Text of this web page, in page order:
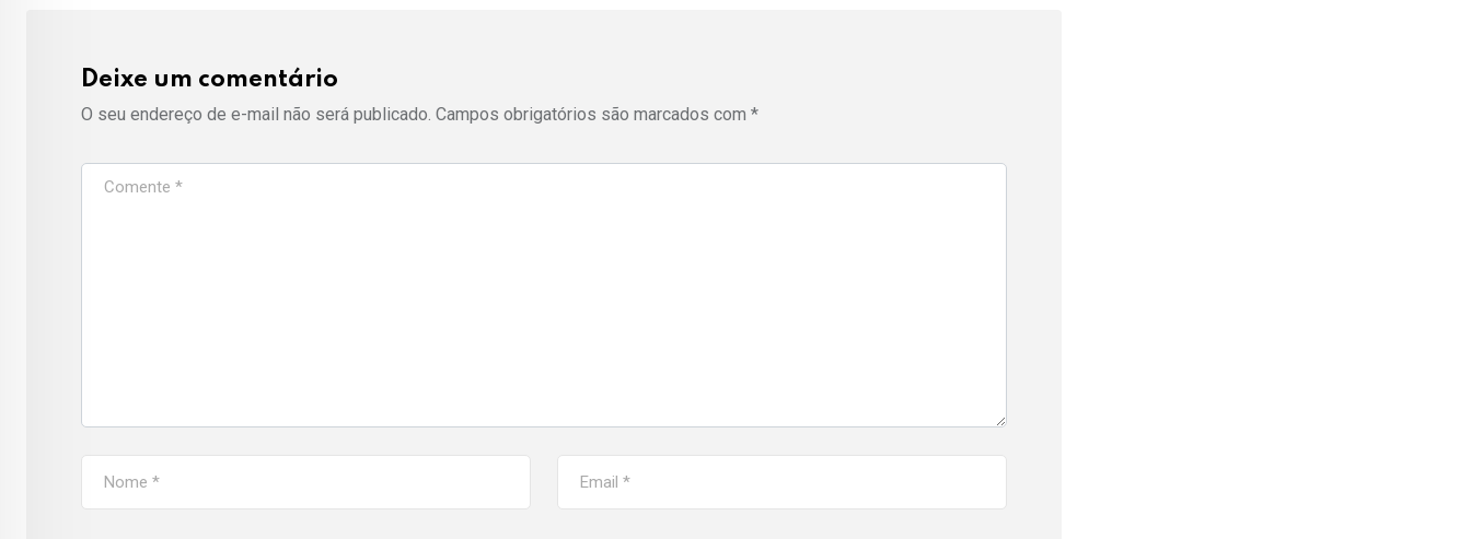
Deixe um comentário
O seu endereço de e-mail não será publicado. Campos obrigatórios são marcados com *